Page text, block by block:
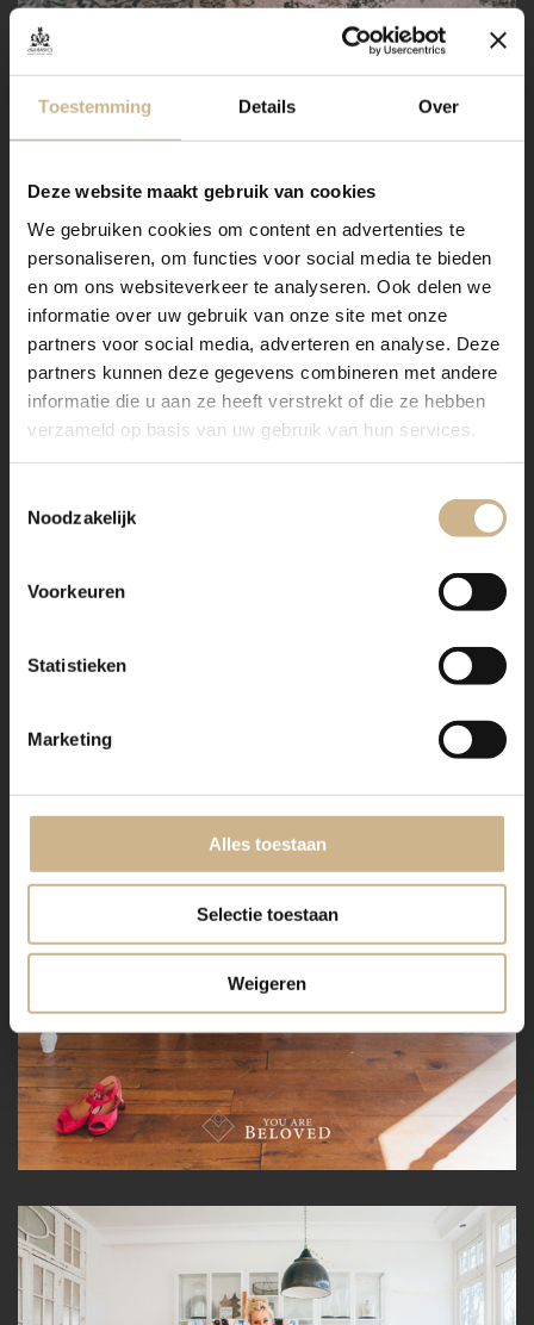
Toestemming Details Over
Deze website maakt gebruik van cookies
We gebruiken cookies om content en advertenties te
personaliseren, om functies voor social media te bieden
en om ons websiteverkeer te analyseren. Ook delen we
informatie over uw gebruik van onze site met onze
partners voor social media, adverteren en analyse. Deze
partners kunnen deze gegevens combineren met andere
informatie die u aan ze heeft verstrekt of die ze hebben
verzameld op basis van uw gebruik van hun services.
Noodzakelijk
Voorkeuren
Statistieken
Marketing
Alles toestaan
Selectie toestaan
Weigeren